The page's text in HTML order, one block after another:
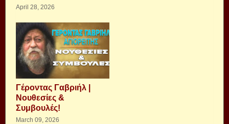
April 28, 2026
Γέροντας Γαβριήλ |
Νουθεσίες &
Συμβουλές!
March 09, 2026